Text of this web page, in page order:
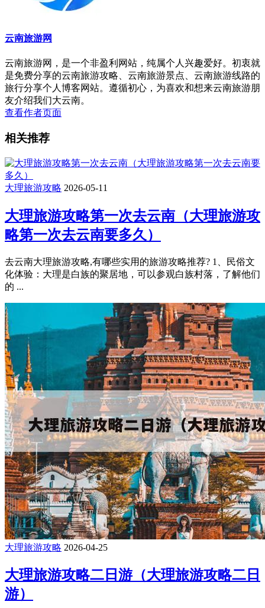
云南旅游网
云南旅游网，是一个非盈利网站，纯属个人兴趣爱好。初衷就
是免费分享的云南旅游攻略、云南旅游景点、云南旅游线路的
旅行分享个人博客网站。遵循初心，为喜欢和想来云南旅游朋
友介绍我们大云南。
查看作者页面
相关推荐
大理旅游攻略 2026-05-11
大理旅游攻略第一次去云南（大理旅游攻
略第一次去云南要多久）
去云南大理旅游攻略,有哪些实用的旅游攻略推荐? 1、民俗文
化体验：大理是白族的聚居地，可以参观白族村落，了解他们
的 ...
大理旅游攻略 2026-04-25
大理旅游攻略二日游（大理旅游攻略二日
游）